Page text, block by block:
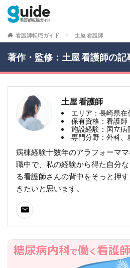
看護師転職ガイド 土屋 看護師
著作・監修：土屋 看護師の記
土屋 看護師
エリア：長崎県在
保有資格：看護師
施設経験：国立病
専門分野：外科
病棟経験十数年のアラフォーマ
職中で、私の経験から得た自分
る看護師さんの背中をそっと押
きたいと思います。